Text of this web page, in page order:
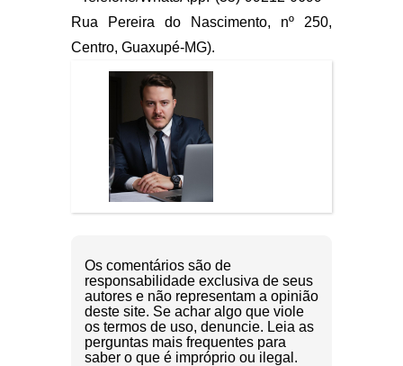
Rua Pereira do Nascimento, nº 250,
Centro, Guaxupé-MG).
Os comentários são de
responsabilidade exclusiva de seus
autores e não representam a opinião
deste site. Se achar algo que viole
os termos de uso, denuncie. Leia as
perguntas mais frequentes para
saber o que é impróprio ou ilegal.